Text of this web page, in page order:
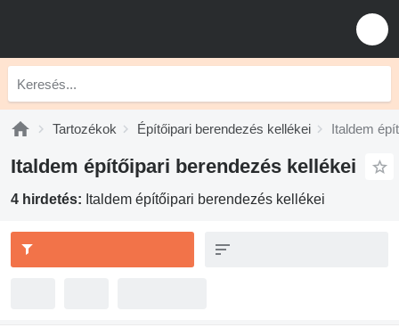
Tartozékok Építőipari berendezés kellékei Italdem
Italdem építőipari berendezés kellékei
4 hirdetés: Italdem építőipari berendezés kellékei